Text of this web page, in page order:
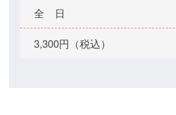
全 日
3,300円（税込）